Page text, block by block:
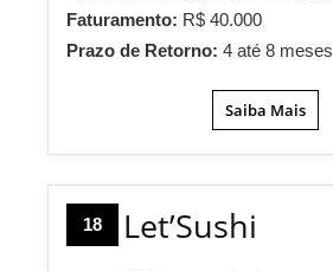
Faturamento: R$ 40.000
Prazo de Retorno: 4 até 8 meses
Saiba Mais
18 Let’Sushi